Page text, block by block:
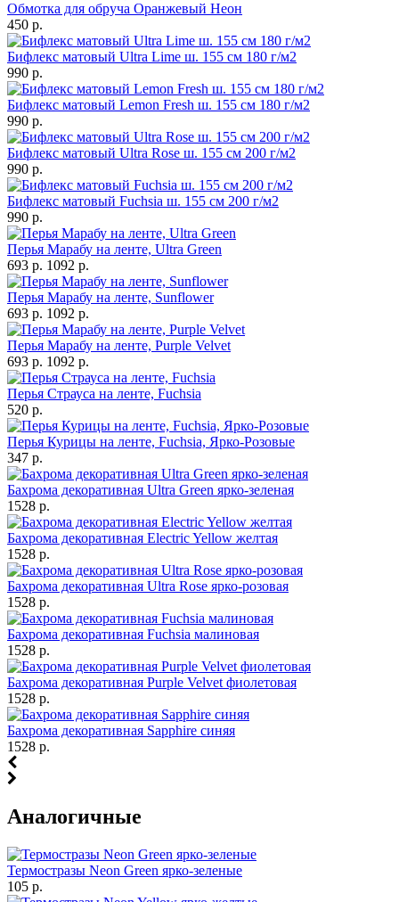
Обмотка для обруча Оранжевый Неон
450 р.
Бифлекс матовый Ultra Lime ш. 155 см 180 г/м2
990 р.
Бифлекс матовый Lemon Fresh ш. 155 см 180 г/м2
990 р.
Бифлекс матовый Ultra Rose ш. 155 см 200 г/м2
990 р.
Бифлекс матовый Fuchsia ш. 155 см 200 г/м2
990 р.
Перья Марабу на ленте, Ultra Green
693 р. 1092 р.
Перья Марабу на ленте, Sunflower
693 р. 1092 р.
Перья Марабу на ленте, Purple Velvet
693 р. 1092 р.
Перья Страуса на ленте, Fuchsia
520 р.
Перья Курицы на ленте, Fuchsia, Ярко-Розовые
347 р.
Бахрома декоративная Ultra Green ярко-зеленая
1528 р.
Бахрома декоративная Electric Yellow желтая
1528 р.
Бахрома декоративная Ultra Rose ярко-розовая
1528 р.
Бахрома декоративная Fuchsia малиновая
1528 р.
Бахрома декоративная Purple Velvet фиолетовая
1528 р.
Бахрома декоративная Sapphire синяя
1528 р.
Аналогичные
Термостразы Neon Green ярко-зеленые
105 р.